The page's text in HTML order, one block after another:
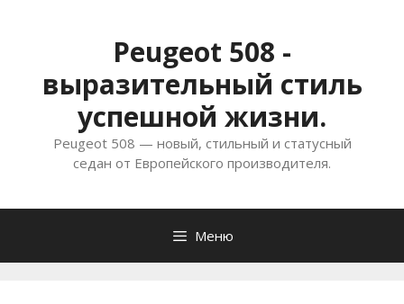
Peugeot 508 -
выразительный стиль
успешной жизни.
Peugeot 508 — новый, стильный и статусный
седан от Европейского производителя.
Меню